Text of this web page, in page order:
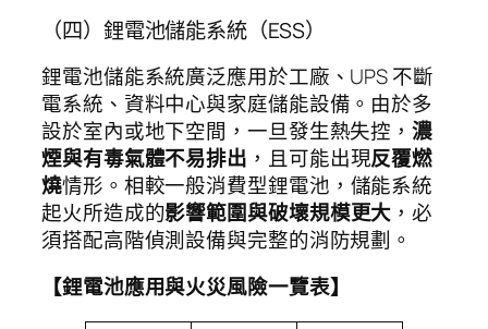
（四）鋰電池儲能系統（ESS）
鋰電池儲能系統廣泛應用於工廠、UPS 不斷
電系統、資料中心與家庭儲能設備。由於多
設於室內或地下空間，一旦發生熱失控，濃
煙與有毒氣體不易排出 ，且可能出現反覆燃
燒情形。相較一般消費型鋰電池，儲能系統
起火所造成的影響範圍與破壞規模更大 ，必
須搭配高階偵測設備與完整的消防規劃。
【鋰電池應用與火災風險一覽表】